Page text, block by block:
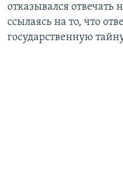
отказывался
ссылаясь на то, что
государственную